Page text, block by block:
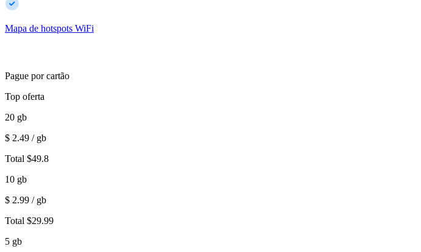
Mapa de hotspots WiFi
Pague por cartão
Top oferta
20 gb
$ 2.49 / gb
Total $49.8
10 gb
$ 2.99 / gb
Total $29.99
5 gb